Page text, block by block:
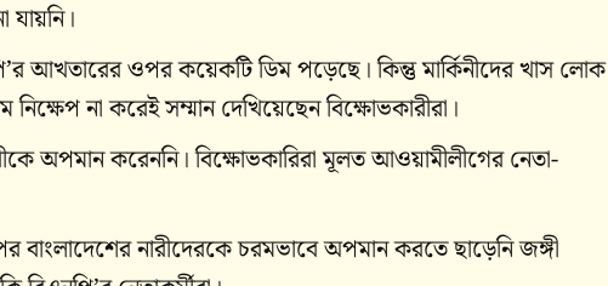
যায়নি।
আখতারের ওপর কয়েকটি ডিম পড়েছে। কিন্তু মার্কিনীদের খাস লোক
নিক্ষেপ না করেই সম্মান দেখিয়েছেন বিক্ষোভকারীরা।
অপমান করেননি। বিক্ষোভকারিরা মূলত আওয়ামীলীগের নেতা-
বাংলাদেশের নারীদেরকে চরমভাবে অপমান করতে ছাড়েনি জঙ্গী